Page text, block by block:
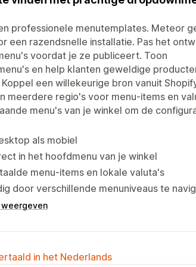
professionele menutemplates. Meteor
een razendsnelle installatie. Pas het
voordat je ze publiceert. Toon
en help klanten geweldige
een willekeurige bron vanuit
meerdere regio's voor menu-items en
menu's van je winkel om de
als mobiel
in het hoofdmenu van je winkel
menu-items en lokale valuta's
door verschillende menuniveaus te
in het Nederlands